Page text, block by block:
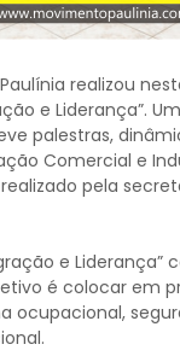
realizou
e Liderança”.
palestras,
Comercial e
pela
e
é colocar em
ocupacional,